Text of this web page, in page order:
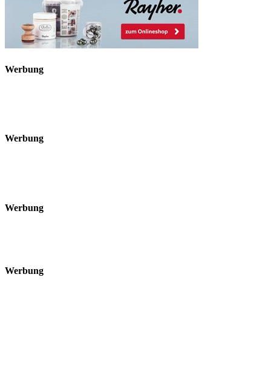
Werbung
Werbung
Werbung
Werbung